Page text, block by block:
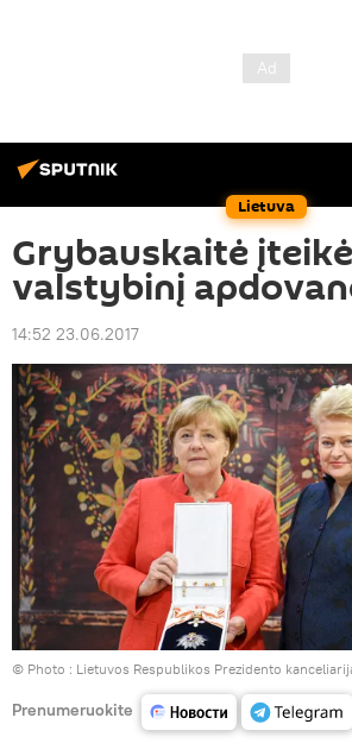
Lietuva
Grybauskaitė
valstybinį
14:52 23.06.2017
© Photo : Lietuvos Respublikos Prezidento
Prenumeruokite